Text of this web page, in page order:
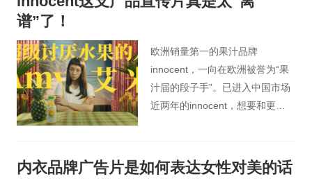
描述了一个藏在头发里的世界。
谱”了！
欧洲销量第一的果汁品牌
innocent，一向在欧洲被誉为“果
汁届的段子手”。已进入中国市场
近两年的innocent，想要和更多
的“出乎意料”给大家呢？
内衣品牌广告片是如何表达女性对美的话